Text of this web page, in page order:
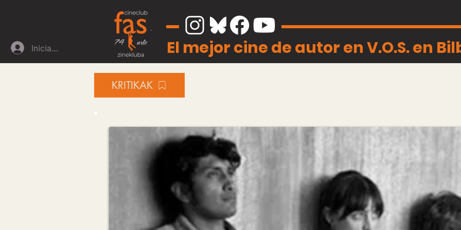
Iniciar sesión El mejor cine de autor en V.O.S. en
KRITIKAK